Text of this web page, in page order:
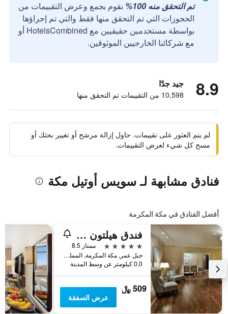
تم التحقق منه 100%
نقوم بجمع وعرض التقييمات من
الحجوزات التي تم التحقق منها فقط والتي تم إجراؤها
بواسطة مستخدمين حقيقيين مع HotelsCombined أو
مع شركائنا الخارجيين الموثوقين.
8.9 جيد جدًا
10,598 من التقييمات تم التحقق منها
لم يتم العثور على تقييمات. حاول إزالة مرشح أو تغيير بحثك أو
مسح كل شيء لعرض التقييمات.
فنادق مشابهة لـ سويس أوتيل مكة
أفضل الفنادق في مكة المكرمة
فندق هيلتون المؤتمرات جبل عمر مكة
5 نجوم
ممتاز 8.5
جبل عمر, مكة المكرمة, المملكة العربية السعودية
0.0 كيلومتر عن وسط المدينة
509 ﷼
عرض الصفقة